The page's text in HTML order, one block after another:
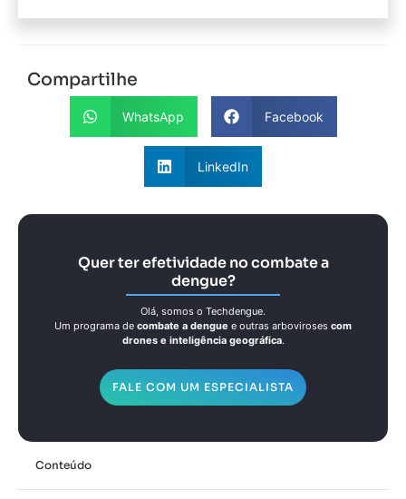
Compartilhe
WhatsApp Facebook
LinkedIn
Quer ter efetividade no combate a
dengue?
Olá, somos o Techdengue.
Um programa de combate a dengue e outras arboviroses com
drones e inteligência geográfica.
FALE COM UM ESPECIALISTA
Conteúdo